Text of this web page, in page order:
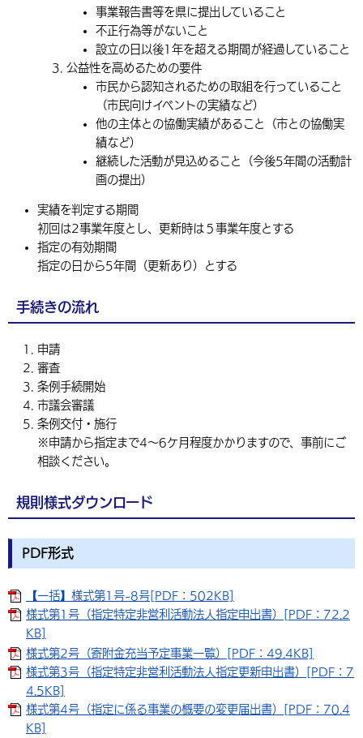
事業報告書等を県に提出していること
不正行為等がないこと
設立の日以後1年を超える期間が経過していること
公益性を高めるための要件
市民から認知されるための取組を行っていること
（市民向けイベントの実績など）
他の主体との協働実績があること（市との協働実
績など）
継続した活動が見込めること（今後5年間の活動計
画の提出）
実績を判定する期間
初回は2事業年度とし、更新時は５事業年度とする
指定の有効期間
指定の日から5年間（更新あり）とする
手続きの流れ
申請
審査
条例手続開始
市議会審議
条例交付・施行
※申請から指定まで4～6ケ月程度かかりますので、事前にご
相談ください。
規則様式ダウンロード
PDF形式
【一括】様式第1号~8号[PDF：502KB]
様式第1号（指定特定非営利活動法人指定申出書）[PDF：72.2
KB]
様式第2号（寄附金充当予定事業一覧）[PDF：49.4KB]
様式第3号（指定特定非営利活動法人指定更新申出書）[PDF：7
4.5KB]
様式第4号（指定に係る事業の概要の変更届出書）[PDF：70.4
KB]